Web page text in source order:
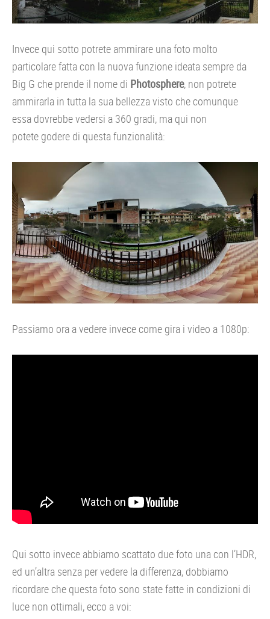
Invece qui sotto potrete ammirare una foto molto
particolare fatta con la nuova funzione ideata sempre da
Big G che prende il nome di Photosphere, non potrete
ammirarla in tutta la sua bellezza visto che comunque
essa dovrebbe vedersi a 360 gradi, ma qui non
potete godere di questa funzionalità:
Passiamo ora a vedere invece come gira i video a 1080p:
Qui sotto invece abbiamo scattato due foto una con l’HDR,
ed un’altra senza per vedere la differenza, dobbiamo
ricordare che questa foto sono state fatte in condizioni di
luce non ottimali, ecco a voi: